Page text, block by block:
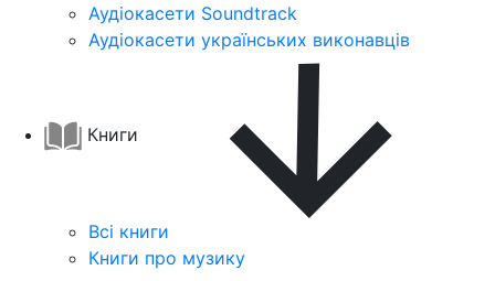
Аудіокасети Soundtrack
Аудіокасети українських виконавців
Книги
Всі книги
Книги про музику